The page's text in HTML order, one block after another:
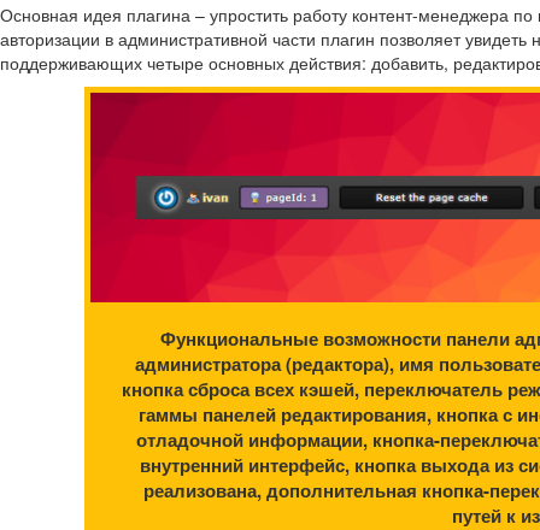
Основная идея плагина – упростить работу контент-менеджера
авторизации в административной части плагин позволяет
поддерживающих четыре основных действия: добавить,
Функциональные возможности панели
администратора (редактора), имя
кнопка сброса всех кэшей, переключатель
гаммы панелей редактирования, кнопка с
отладочной информации, кнопка-
внутренний интерфейс, кнопка выхода из
реализована, дополнительная кнопка-
путей к